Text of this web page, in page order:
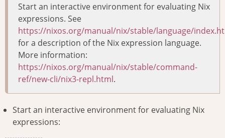
Start an interactive environment for evaluating Nix
expressions. See
https://nixos.org/manual/nix/stable/language/
for a description of the Nix expression language.
More information:
https://nixos.org/manual/nix/stable/command-
ref/new-cli/nix3-repl.html.
Start an interactive environment for evaluating Nix
expressions: